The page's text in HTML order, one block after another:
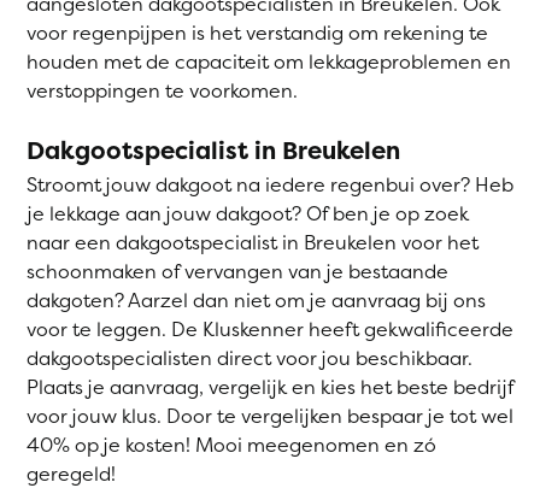
voor regenpijpen is het verstandig om rekening te
houden met de capaciteit om lekkageproblemen en
verstoppingen te voorkomen.
Dakgootspecialist in Breukelen
Stroomt jouw dakgoot na iedere regenbui over? Heb
je lekkage aan jouw dakgoot? Of ben je op zoek
naar een dakgootspecialist in Breukelen voor het
schoonmaken of vervangen van je bestaande
dakgoten? Aarzel dan niet om je aanvraag bij ons
voor te leggen. De Kluskenner heeft gekwalificeerde
dakgootspecialisten direct voor jou beschikbaar.
Plaats je aanvraag, vergelijk en kies het beste bedrijf
voor jouw klus. Door te vergelijken bespaar je tot wel
40% op je kosten! Mooi meegenomen en zó
geregeld!